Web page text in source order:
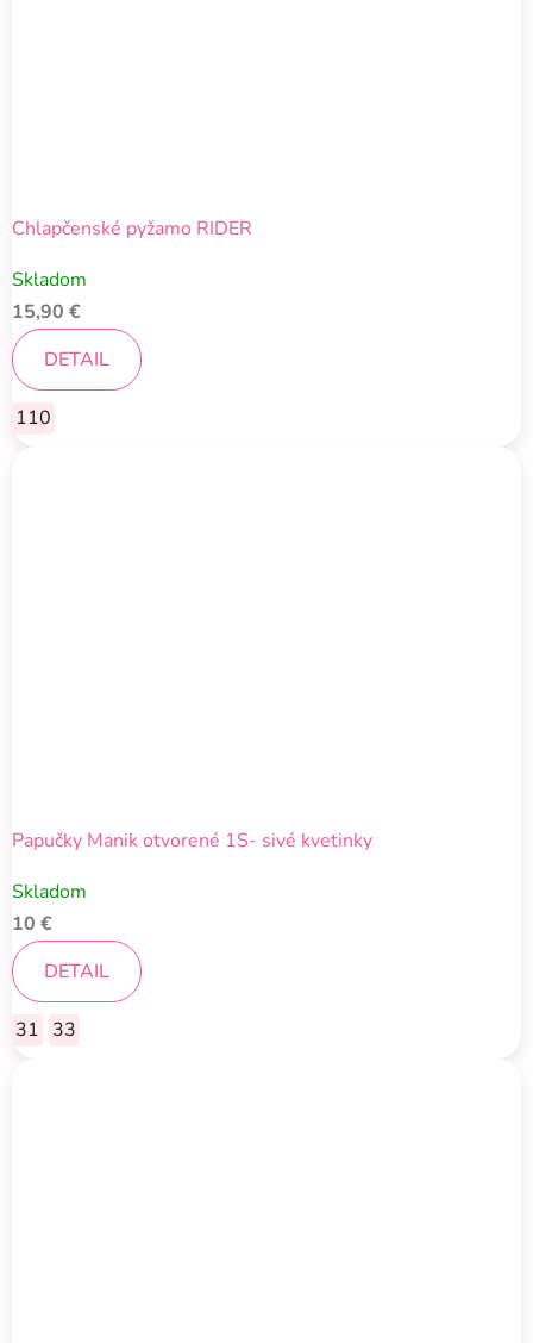
Chlapčenské pyžamo RIDER
Skladom
15,90 €
DETAIL
110
Papučky Manik otvorené 1S- sivé kvetinky
Skladom
10 €
DETAIL
31 33